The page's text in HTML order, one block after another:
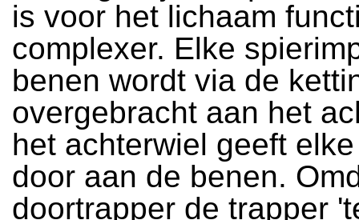
is voor het lichaam
complexer. Elke
benen wordt via de
overgebracht aan het
het achterwiel geeft
door aan de benen.
doortrapper de trapper